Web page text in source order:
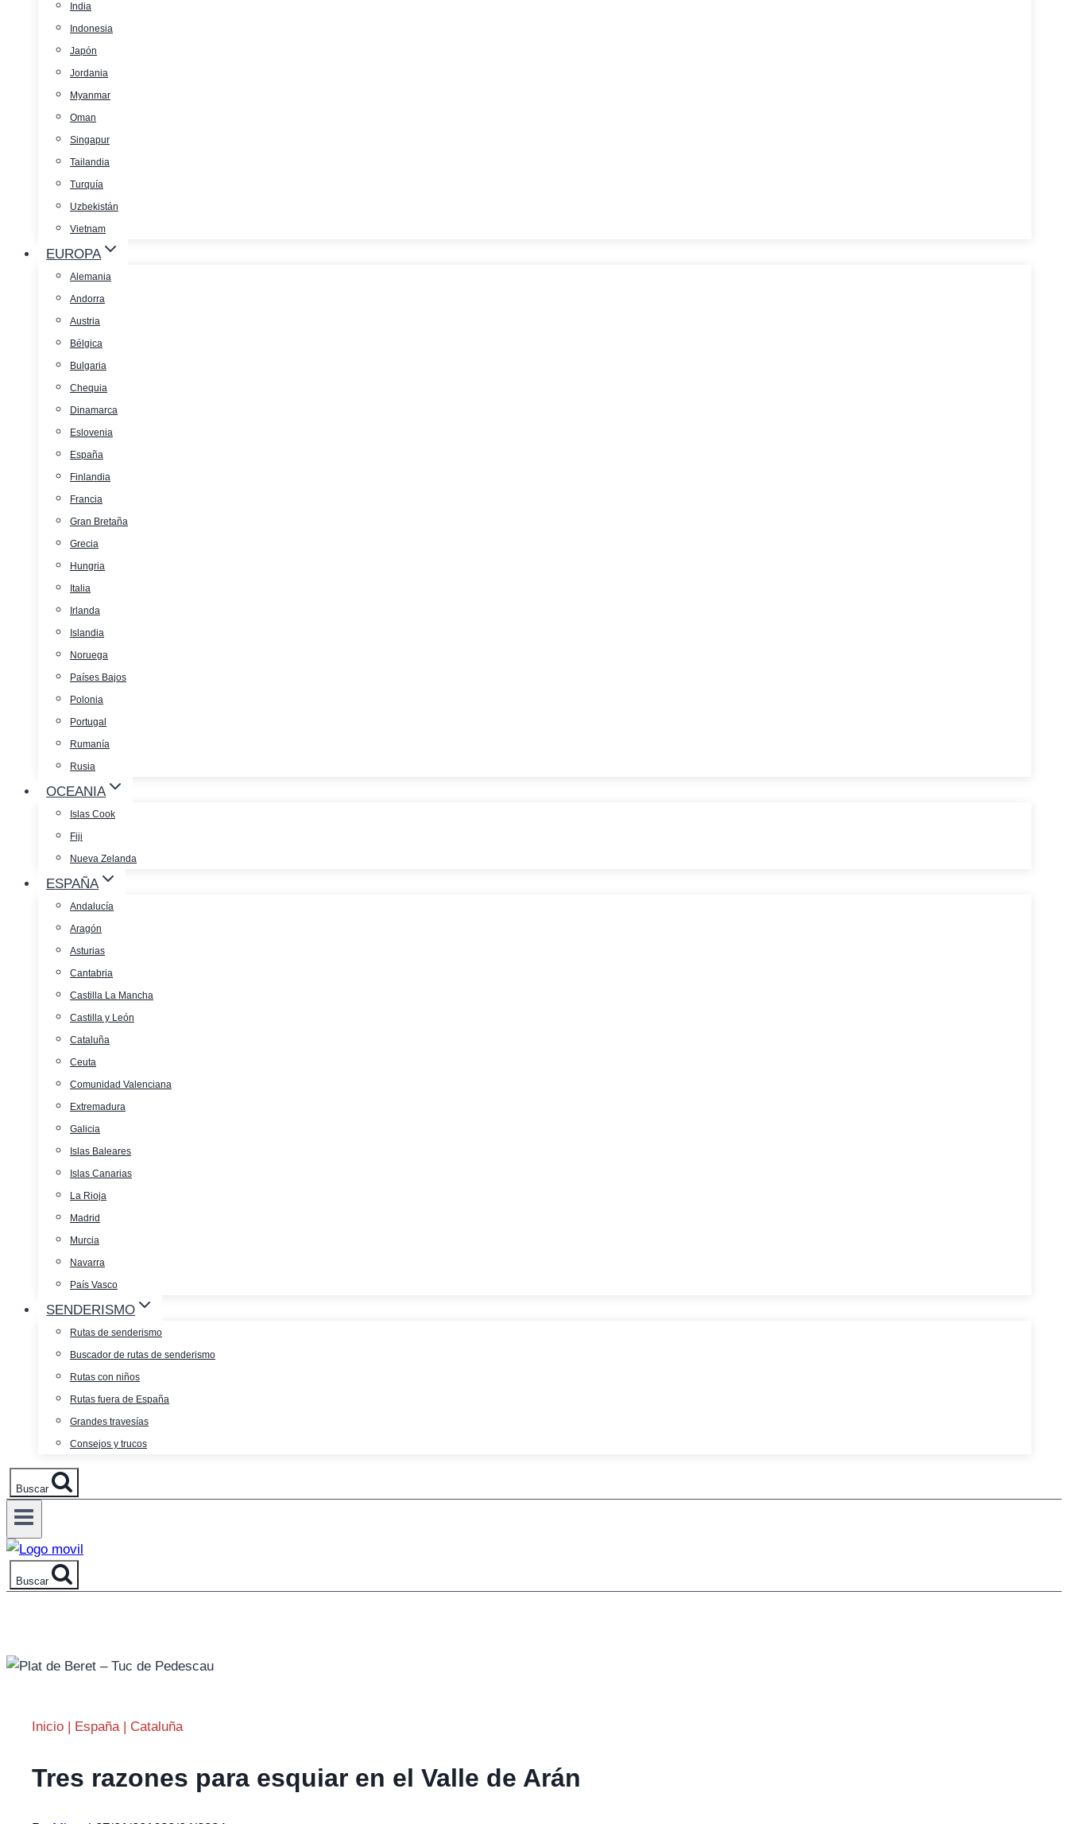
India
Indonesia
Japón
Jordania
Myanmar
Oman
Singapur
Tailandia
Turquía
Uzbekistán
Vietnam
EUROPA
Alemania
Andorra
Austria
Bélgica
Bulgaria
Chequia
Dinamarca
Eslovenia
España
Finlandia
Francia
Gran Bretaña
Grecia
Hungria
Italia
Irlanda
Islandia
Noruega
Países Bajos
Polonia
Portugal
Rumanía
Rusia
OCEANIA
Islas Cook
Fiji
Nueva Zelanda
ESPAÑA
Andalucía
Aragón
Asturias
Cantabria
Castilla La Mancha
Castilla y León
Cataluña
Ceuta
Comunidad Valenciana
Extremadura
Galicia
Islas Baleares
Islas Canarias
La Rioja
Madrid
Murcia
Navarra
País Vasco
SENDERISMO
Rutas de senderismo
Buscador de rutas de senderismo
Rutas con niños
Rutas fuera de España
Grandes travesías
Consejos y trucos
Buscar
Buscar
Inicio España| Cataluña
Tres razones para esquiar en el Valle de Arán